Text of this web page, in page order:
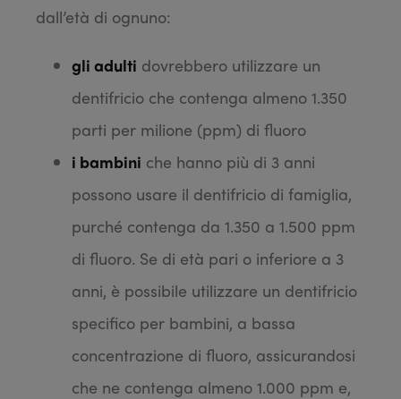
dall’età di ognuno:
gli adulti dovrebbero utilizzare un
dentifricio che contenga almeno 1.350
parti per milione (ppm) di fluoro
i bambini che hanno più di 3 anni
possono usare il dentifricio di famiglia,
purché contenga da 1.350 a 1.500 ppm
di fluoro. Se di età pari o inferiore a 3
anni, è possibile utilizzare un dentifricio
specifico per bambini, a bassa
concentrazione di fluoro, assicurandosi
che ne contenga almeno 1.000 ppm e,